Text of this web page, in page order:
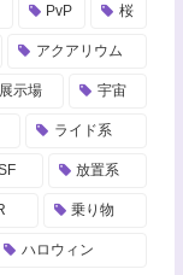
PvP 桜
アクアリウム
展示場 宇宙
ライド系
放置系
乗り物
ハロウィン